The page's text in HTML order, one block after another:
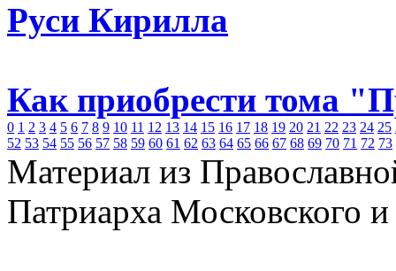
Руси Кирилла
Как приобрести тома
0 1 2 3 4 5 6 7 8 9 10 11 12 13 14 15 16 17 18 19 20 21 22 23 24 25
52 53 54 55 56 57 58 59 60 61 62 63 64 65 66 67 68 69 70 71 72 73
Материал из
Патриарха Московского